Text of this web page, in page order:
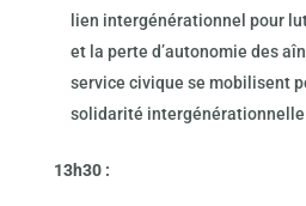
lien intergénérationnel pour
et la perte d’autonomie des
service civique se mobilisent
solidarité intergénérationnelle
13h30 :